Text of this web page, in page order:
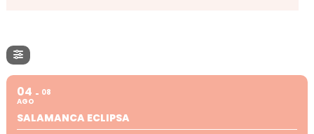
04
AGO
08
SALAMANCA ECLIPSA